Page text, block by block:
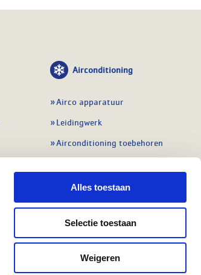
Alles toestaan
Selectie toestaan
Weigeren
Airconditioning
Airco apparatuur
Leidingwerk
Airconditioning toebehoren
Regelapparatuur
Alle koeling